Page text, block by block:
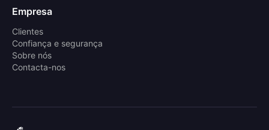
Empresa
Clientes
Confiança e segurança
Sobre nós
Contacta-nos